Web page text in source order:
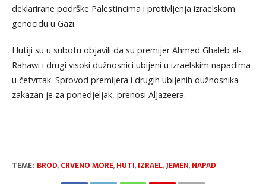
deklarirane podrške Palestincima i protivljenja izraelskom
genocidu u Gazi.
Hutiji su u subotu objavili da su premijer Ahmed Ghaleb al-
Rahawi i drugi visoki dužnosnici ubijeni u izraelskim napadima
u četvrtak. Sprovod premijera i drugih ubijenih dužnosnika
zakazan je za ponedjeljak, prenosi AlJazeera.
TEME: BROD, CRVENO MORE, HUTI, IZRAEL,JEMEN, NAPAD